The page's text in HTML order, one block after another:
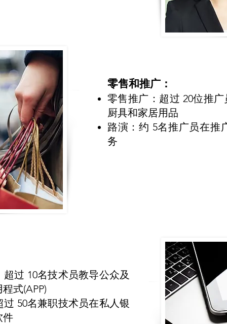
零售和推广：
零售推广：超过 20位推
厨具和家居用品
路演：约 5名推广员在推
务
过 10名技术员教导公众及
式(APP)
50名兼职技术员在私人银
件